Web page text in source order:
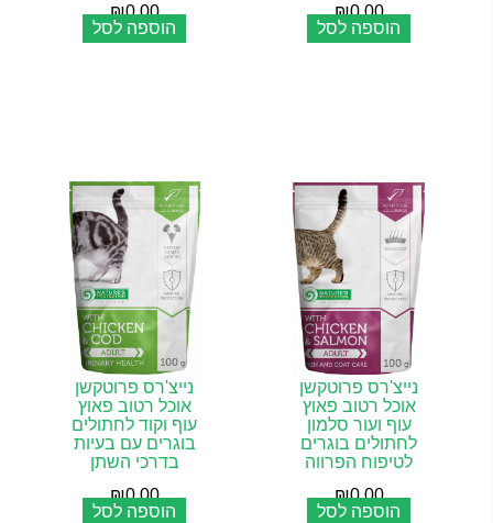
₪0.00
הוספה לסל
₪0.00
הוספה לסל
נייצ'רס פרוטקשן
אוכל רטוב פאוץ
עוף ועור סלמון
לחתולים בוגרים
לטיפוח הפרווה
₪0.00
הוספה לסל
נייצ'רס פרוטקשן
אוכל רטוב פאוץ
עוף וקוד לחתולים
בוגרים עם בעיות
בדרכי השתן
₪0.00
הוספה לסל